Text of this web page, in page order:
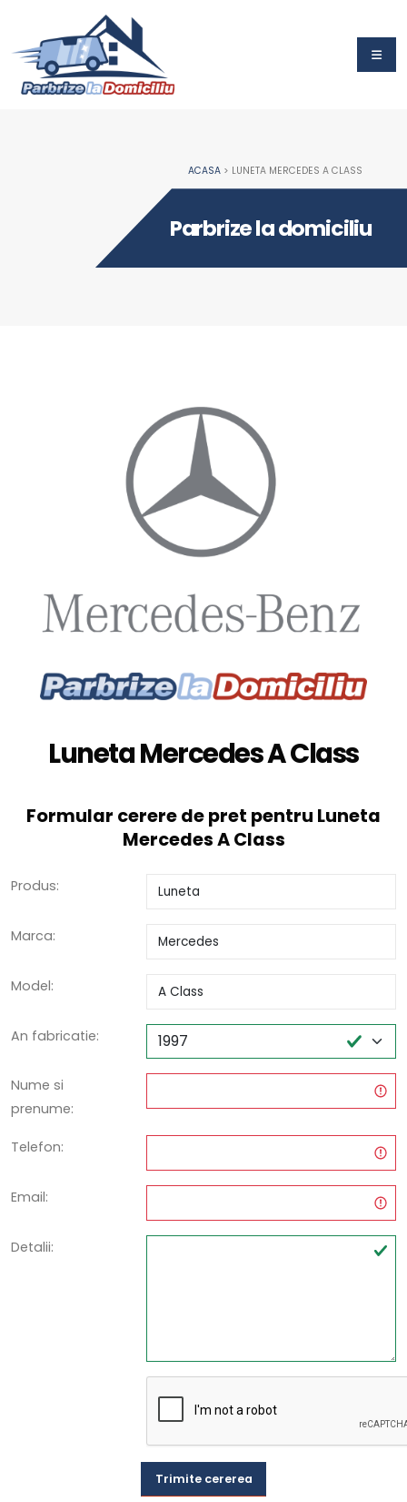
ACASA> LUNETA MERCEDES A CLASS
Parbrize la domiciliu
Luneta Mercedes A Class
Formular cerere de pret pentru Luneta
Mercedes A Class
Produs:
Marca:
Model:
An fabricatie:
Nume si
prenume:
Telefon:
Email:
Detalii:
Trimite cererea